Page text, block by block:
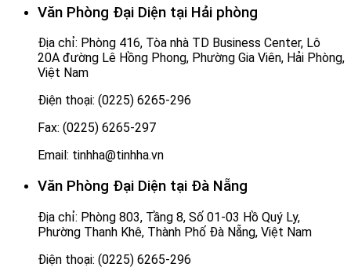
Văn Phòng Đại Diện tại Hải phòng
Địa chỉ: Phòng 416, Tòa nhà TD Business Center, Lô
20A đường Lê Hồng Phong, Phường Gia Viên, Hải Phòng,
Việt Nam
Điện thoại: (0225) 6265-296
Fax: (0225) 6265-297
Email: tinhha@tinhha.vn
Văn Phòng Đại Diện tại Đà Nẵng
Địa chỉ: Phòng 803, Tầng 8, Số 01-03 Hồ Quý Ly,
Phường Thanh Khê, Thành Phố Đà Nẵng, Việt Nam
Điện thoại: (0225) 6265-296